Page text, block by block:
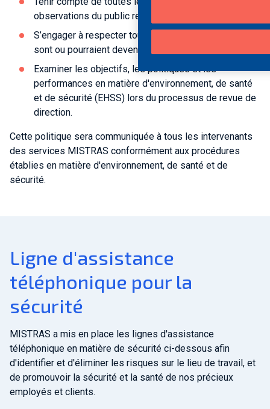
observations du public reçues par MISTRAS.
S’engager à respecter toutes autres exigences qui
sont ou pourraient devenir applicables à nos intérêts.
Examiner les objectifs, les politiques et les
performances en matière d'environnement, de santé
et de sécurité (EHSS) lors du processus de revue de
direction.
Cette politique sera communiquée à tous les intervenants
des services MISTRAS conformément aux procédures
établies en matière d'environnement, de santé et de
sécurité.
Ligne d'assistance
téléphonique pour la
sécurité
MISTRAS a mis en place les lignes d'assistance
téléphonique en matière de sécurité ci-dessous afin
d'identifier et d'éliminer les risques sur le lieu de travail, et
de promouvoir la sécurité et la santé de nos précieux
employés et clients.